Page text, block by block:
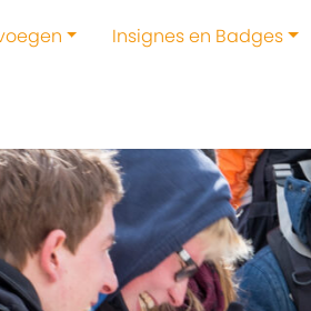
Insignes en Badges